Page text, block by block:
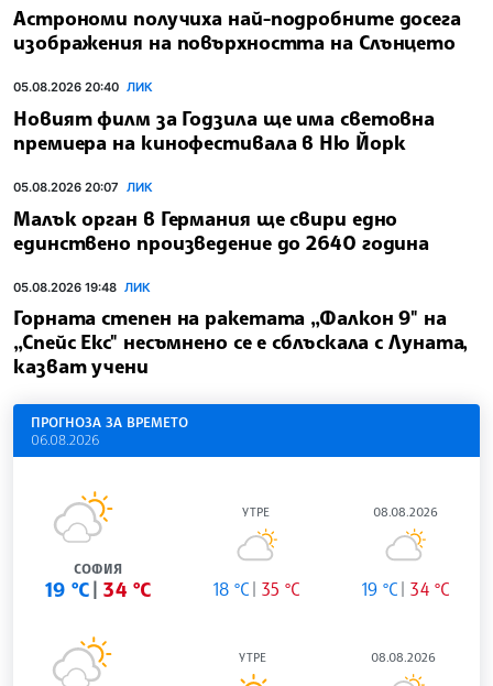
Астрономи получиха най-подробните досега
изображения на повърхността на Слънцето
05.08.2026 20:40 ЛИК
Новият филм за Годзила ще има световна
премиера на кинофестивала в Ню Йорк
05.08.2026 20:07 ЛИК
Малък орган в Германия ще свири едно
единствено произведение до 2640 година
05.08.2026 19:48 ЛИК
Горната степен на ракетата „Фалкон 9" на
„Спейс Екс" несъмнено се е сблъскала с Луната,
казват учени
ПРОГНОЗА ЗА ВРЕМЕТО
06.08.2026
СОФИЯ
19 °C 34 °C
УТРЕ
18 °C 35 °C
08.08.2026
19 °C 34 °C
УТРЕ 08.08.2026